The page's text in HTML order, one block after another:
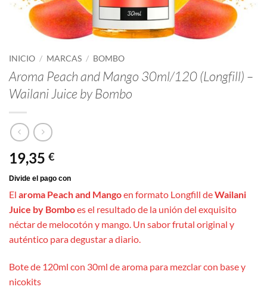
INICIO / MARCAS / BOMBO
Aroma Peach and Mango 30ml/120 (Longfill) –
Wailani Juice by Bombo
19,35 €
El aroma Peach and Mangoen formato Longfill deWailani
Juice by Bomboes el resultado de la unión del exquisito
néctar de melocotón y mango. Un sabor frutal original y
auténtico para degustar a diario.
Bote de 120ml con 30ml de aroma para mezclar con base y
nicokits